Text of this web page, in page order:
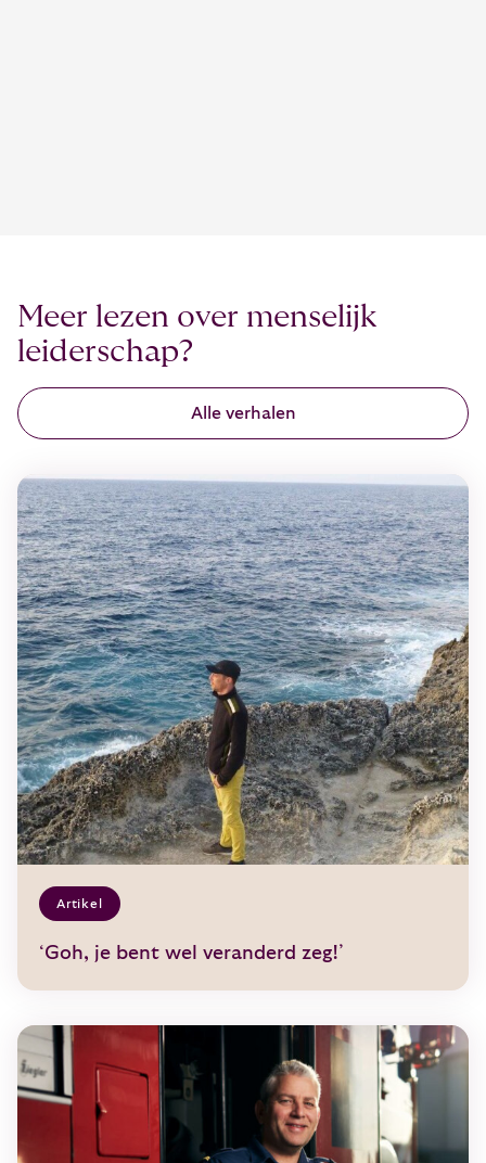
Meer lezen over menselijk
leiderschap?
Alle verhalen
Artikel
‘Goh, je bent wel veranderd zeg!’